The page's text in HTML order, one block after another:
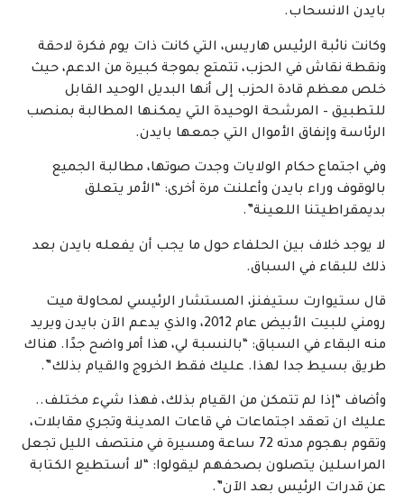
بايدن الانسحاب.
وكانت نائبة الرئيس هاريس، التي كانت ذات يوم فكرة لاحقة
ونقطة نقاش في الحزب، تتمتع بموجة كبيرة من الدعم، حيث
خلص معظم قادة الحزب إلى أنها البديل الوحيد القابل
للتطبيق – المرشحة الوحيدة التي يمكنها المطالبة بمنصب
الرئاسة وإنفاق الأموال التي جمعها بايدن.
وفي اجتماع حكام الولايات وجدت صوتها، مطالبة الجميع
بالوقوف وراء بايدن وأعلنت مرة أخرى: “الأمر يتعلق
بديمقراطيتنا اللعينة”.
لا يوجد خلاف بين الحلفاء حول ما يجب أن يفعله بايدن بعد
ذلك للبقاء في السباق.
قال ستيوارت ستيفنز، المستشار الرئيسي لمحاولة ميت
رومني للبيت الأبيض عام 2012، والذي يدعم الآن بايدن ويريد
منه البقاء في السباق: “بالنسبة لي، هذا أمر واضح جدًا. هناك
طريق بسيط جدا لهذا. عليك فقط الخروج والقيام بذلك”.
وأضاف “إذا لم تتمكن من القيام بذلك، فهذا شيء مختلف..
عليك ان تعقد اجتماعات في قاعات المدينة وتجري مقابلات،
وتقوم بهجوم مدته 72 ساعة ومسيرة في منتصف الليل تجعل
المراسلين يتصلون بصحفهم ليقولوا: “لا أستطيع الكتابة
عن قدرات الرئيس بعد الآن”.